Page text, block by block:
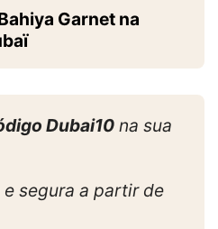
Garnet na
Dubai10na sua
segura a partir de